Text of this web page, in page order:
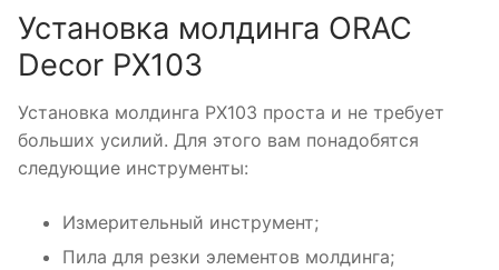
Установка молдинга ORAC
Decor PX103
Установка молдинга PX103 проста и не требует
больших усилий. Для этого вам понадобятся
следующие инструменты:
Измерительный инструмент;
Пила для резки элементов молдинга;